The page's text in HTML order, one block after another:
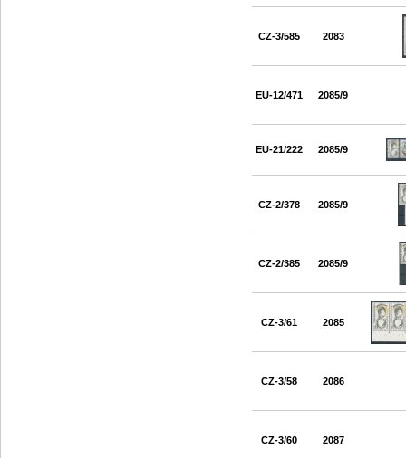
CZ-3/585 2083
EU-12/471 2085/9
EU-21/222 2085/9
CZ-2/378 2085/9
CZ-2/385 2085/9
CZ-3/61 2085
CZ-3/58 2086
CZ-3/60 2087